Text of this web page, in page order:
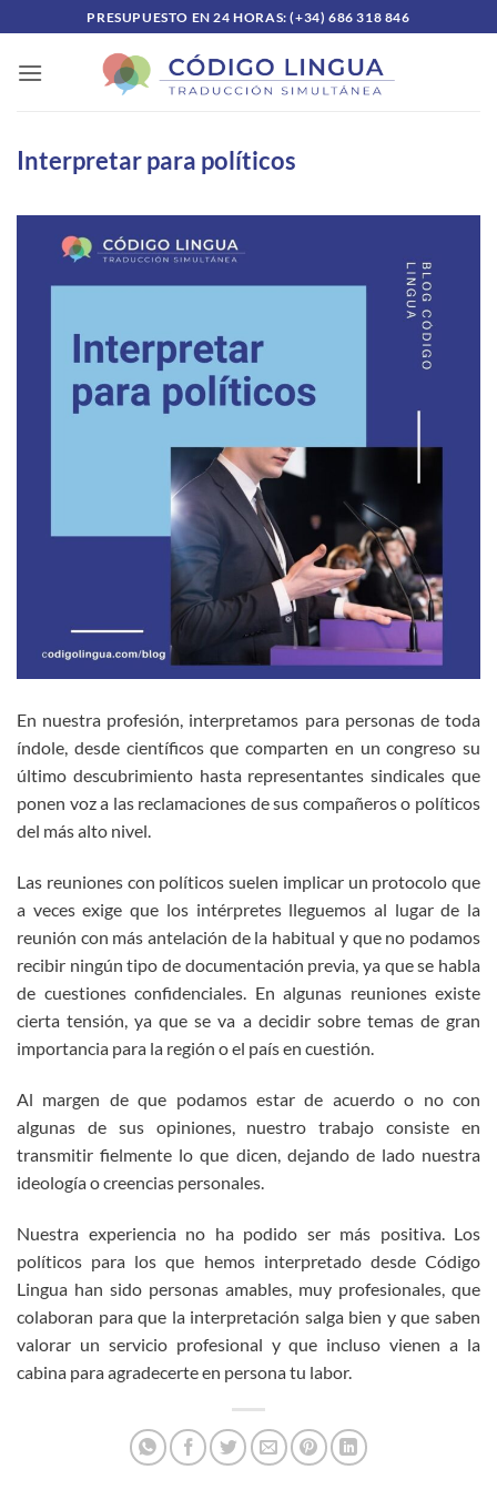
al
contenido
PRESUPUESTO EN 24 HORAS: (+34) 686 318 846
Interpretar para políticos
En nuestra profesión, interpretamos para personas de toda
índole, desde científicos que comparten en un congreso su
último descubrimiento hasta representantes sindicales que
ponen voz a las reclamaciones de sus compañeros o políticos
del más alto nivel.
Las reuniones con políticos suelen implicar un protocolo que
a veces exige que los intérpretes lleguemos al lugar de la
reunión con más antelación de la habitual y que no podamos
recibir ningún tipo de documentación previa, ya que se habla
de cuestiones confidenciales. En algunas reuniones existe
cierta tensión, ya que se va a decidir sobre temas de gran
importancia para la región o el país en cuestión.
Al margen de que podamos estar de acuerdo o no con
algunas de sus opiniones, nuestro trabajo consiste en
transmitir fielmente lo que dicen, dejando de lado nuestra
ideología o creencias personales.
Nuestra experiencia no ha podido ser más positiva. Los
políticos para los que hemos interpretado desde Código
Lingua han sido personas amables, muy profesionales, que
colaboran para que la interpretación salga bien y que saben
valorar un servicio profesional y que incluso vienen a la
cabina para agradecerte en persona tu labor.